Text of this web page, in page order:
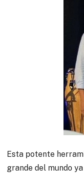
Esta potente
grande del mundo